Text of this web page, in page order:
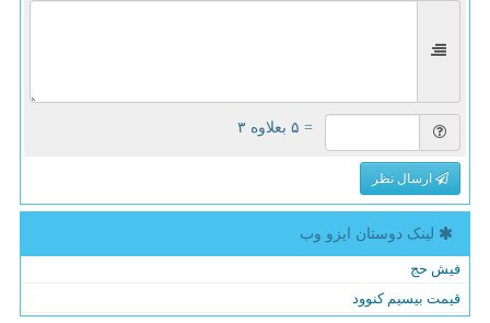
= ۵ بعلاوه ۳
ارسال نظر
لینک دوستان ایزو وب
فیش حج
قیمت بیسیم کنوود